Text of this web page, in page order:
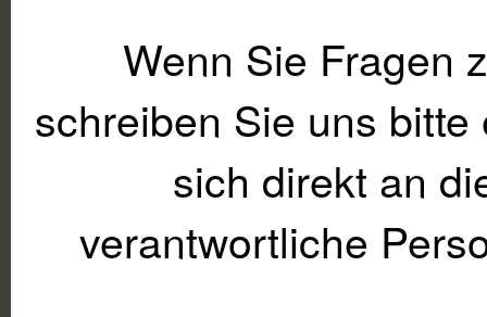
Wenn Sie Fragen
schreiben Sie uns
sich direkt an
verantwortliche